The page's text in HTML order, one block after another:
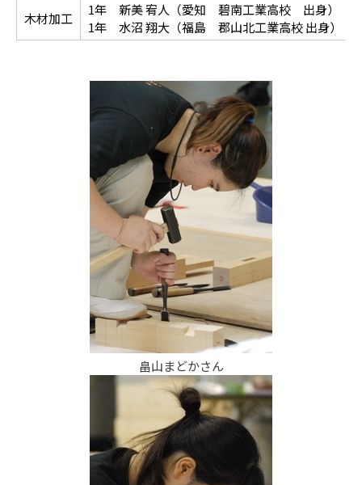
木材加工
1年 新美 宥人（愛知 碧南工業高校 出身）
1年 水沼 翔大（福島 郡山北工業高校 出身）
畠山まどかさん